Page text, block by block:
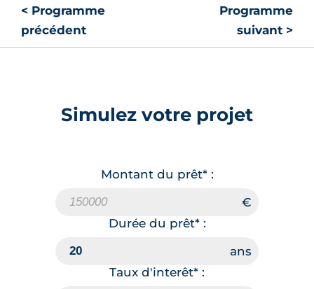
< Programme
précédent
Programme
suivant >
Simulez votre projet
Montant du prêt* :
Durée du prêt* :
Taux d'interêt* :